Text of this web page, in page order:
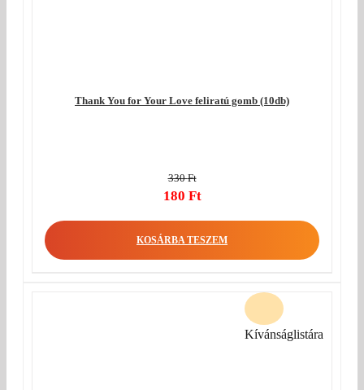
Thank You for Your Love feliratú gomb (10db)
330Ft
Original
was:
180 Ft
price
KOSÁRBA TESZEM
Kívánságlistára